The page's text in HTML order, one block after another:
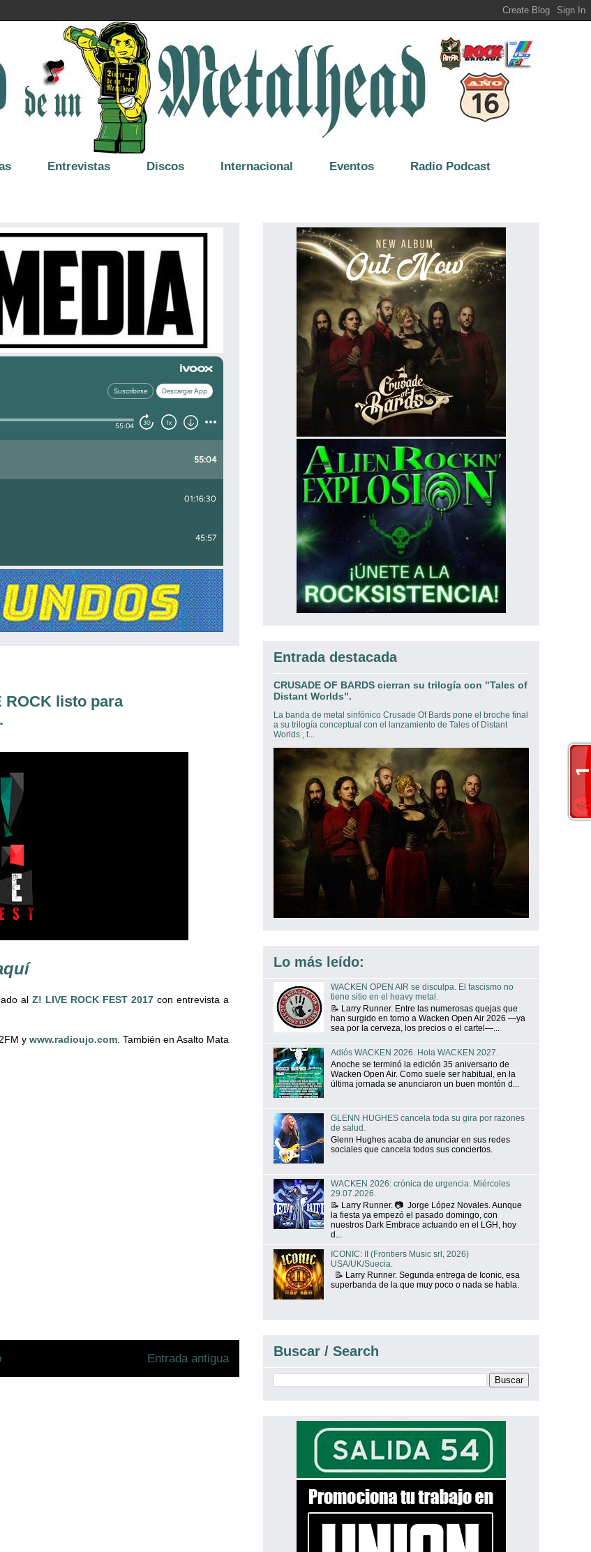
Entrevistas Discos Internacional Eventos Radio Podcast
ROCK listo para
al Z! LIVE ROCK FEST 2017 con entrevista a
y www.radioujo.com. También en Asalto Mata
Entrada antigua
Entrada destacada
CRUSADE OF BARDS cierran su trilogía con "Tales of
Distant Worlds".
La banda de metal sinfónico Crusade Of Bards pone el broche final
a su trilogía conceptual con el lanzamiento de Tales of Distant
Worlds , t...
Lo más leído:
WACKEN OPEN AIR se disculpa. El fascismo no
tiene sitio en el heavy metal.
📝 Larry Runner. Entre las numerosas quejas que
han surgido en torno a Wacken Open Air 2026 —ya
sea por la cerveza, los precios o el cartel—...
Adiós WACKEN 2026. Hola WACKEN 2027.
Anoche se terminó la edición 35 aniversario de
Wacken Open Air. Como suele ser habitual, en la
última jornada se anunciaron un buen montón d...
GLENN HUGHES cancela toda su gira por razones
de salud.
Glenn Hughes acaba de anunciar en sus redes
sociales que cancela todos sus conciertos.
WACKEN 2026: crónica de urgencia. Miércoles
29.07.2026.
📝 Larry Runner. 📷 Jorge López Novales. Aunque
la fiesta ya empezó el pasado domingo, con
nuestros Dark Embrace actuando en el LGH, hoy
d...
ICONIC: II (Frontiers Music srl, 2026)
USA/UK/Suecia.
📝 Larry Runner. Segunda entrega de Iconic, esa
superbanda de la que muy poco o nada se habla.
Buscar / Search